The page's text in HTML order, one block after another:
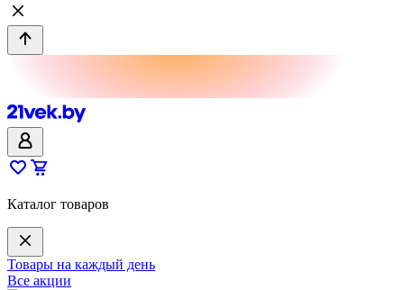
Каталог товаров
Товары на каждый день
Все акции